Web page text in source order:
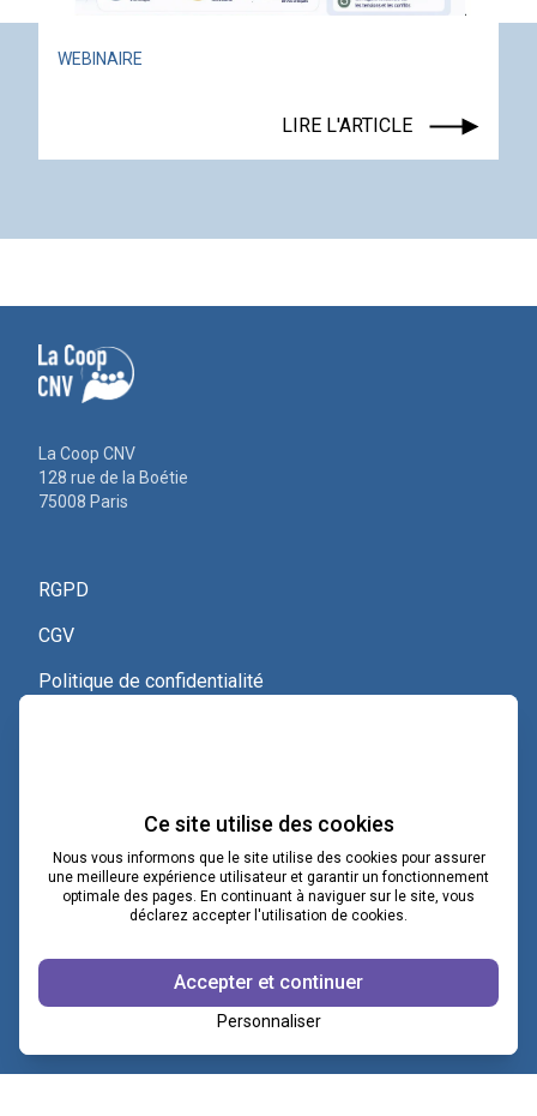
WEBINAIRE
LIRE L'ARTICLE
La Coop CNV
128 rue de la Boétie
75008 Paris
RGPD
CGV
Politique de confidentialité
Voir le certificat Qualiopi
contact@lacoopcnv.com
La page Linkedin de La Coop CNV
Notre chaîne Webikeo
Ce site utilise des cookies
Nous vous informons que le site utilise des cookies pour assurer
une meilleure expérience utilisateur et garantir un fonctionnement
optimale des pages. En continuant à naviguer sur le site, vous
déclarez accepter l'utilisation de cookies.
Accepter et continuer
Personnaliser